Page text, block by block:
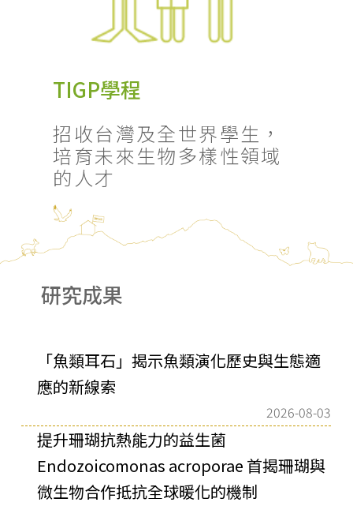
TIGP學程
招收台灣及全世界學生，
培育未來生物多樣性領域
的人才
研究成果
「魚類耳石」揭示魚類演化歷史與生態適
應的新線索
2026-08-03
提升珊瑚抗熱能力的益生菌
Endozoicomonas acroporae 首揭珊瑚與
微生物合作抵抗全球暖化的機制